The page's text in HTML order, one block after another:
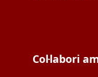
Col·labori